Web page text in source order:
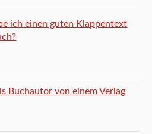
ich einen guten Klappentext
Buchautor von einem Verlag